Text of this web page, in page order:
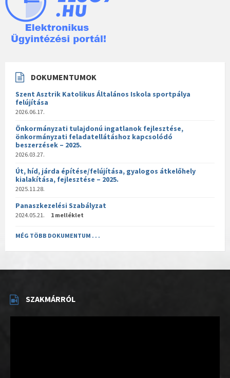
DOKUMENTUMOK
Szent Asztrik Katolikus Általános Iskola sportpálya
felújítása
2026.06.17.
Önkormányzati tulajdonú ingatlanok fejlesztése,
önkormányzati feladatellátáshoz kapcsolódó
beszerzések – 2025.
2026.03.27.
Út, híd, járda építése/felújítása, gyalogos átkelőhely
kialakítása, fejlesztése – 2025.
2025.11.28.
Panaszkezelési Szabályzat
2024.05.21. 1 melléklet
MÉG TÖBB DOKUMENTUM . . .
SZAKMÁRRÓL